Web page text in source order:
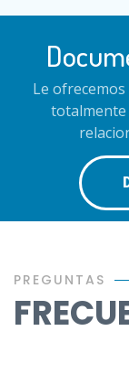
Le
totalmente
PREGUNTAS